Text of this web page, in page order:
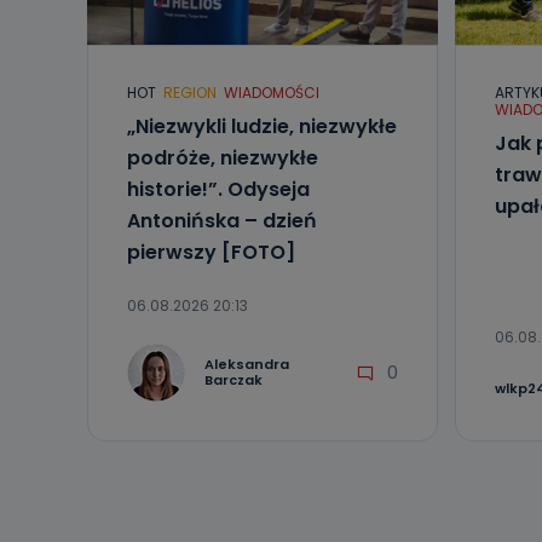
Do czasu
Jakie
Państwa (lub
źródeł
adres
oraz
HOT REGION WIADOMOŚCI
„Niezwykli ludzie, niezwykłe
podróże, niezwykłe
historie!”. Odyseja
Antonińska – dzień
pierwszy [FOTO]
06.08.2026 20:13
Aleksandra
Barczak
0
Jak